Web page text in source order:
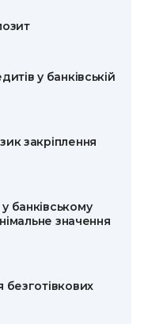
у банківській
закріплення
банківському
значення